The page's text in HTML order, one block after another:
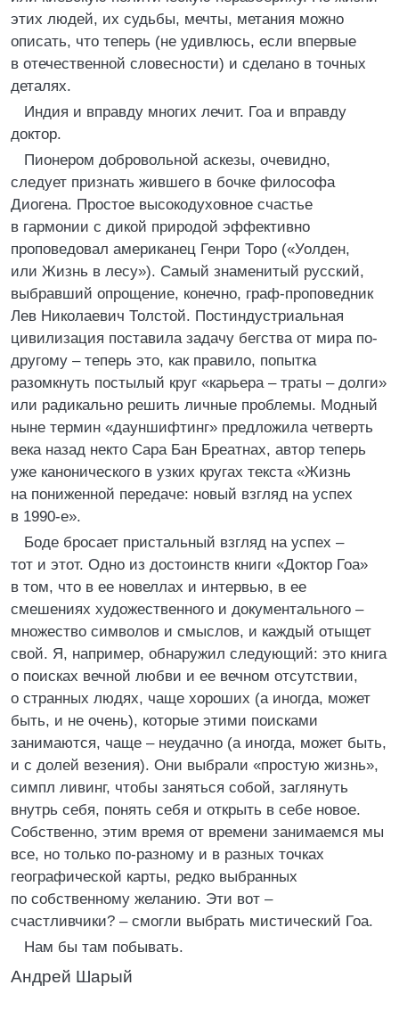
этих людей, их судьбы, мечты, метания можно
описать, что теперь (не удивлюсь, если впервые
в отечественной словесности) и сделано в точных
деталях.
Индия и вправду многих лечит. Гоа и вправду
доктор.
Пионером добровольной аскезы, очевидно,
следует признать жившего в бочке философа
Диогена. Простое высокодуховное счастье
в гармонии с дикой природой эффективно
проповедовал американец Генри Торо («Уолден,
или Жизнь в лесу»). Самый знаменитый русский,
выбравший опрощение, конечно, граф-проповедник
Лев Николаевич Толстой. Постиндустриальная
цивилизация поставила задачу бегства от мира по-
другому – теперь это, как правило, попытка
разомкнуть постылый круг «карьера – траты – долги»
или радикально решить личные проблемы. Модный
ныне термин «дауншифтинг» предложила четверть
века назад некто Сара Бан Бреатнах, автор теперь
уже канонического в узких кругах текста «Жизнь
на пониженной передаче: новый взгляд на успех
в 1990-е».
Боде бросает пристальный взгляд на успех –
тот и этот. Одно из достоинств книги «Доктор Гоа»
в том, что в ее новеллах и интервью, в ее
смешениях художественного и документального –
множество символов и смыслов, и каждый отыщет
свой. Я, например, обнаружил следующий: это книга
о поисках вечной любви и ее вечном отсутствии,
о странных людях, чаще хороших (а иногда, может
быть, и не очень), которые этими поисками
занимаются, чаще – неудачно (а иногда, может быть,
и с долей везения). Они выбрали «простую жизнь»,
симпл ливинг, чтобы заняться собой, заглянуть
внутрь себя, понять себя и открыть в себе новое.
Собственно, этим время от времени занимаемся мы
все, но только по-разному и в разных точках
географической карты, редко выбранных
по собственному желанию. Эти вот –
счастливчики? – смогли выбрать мистический Гоа.
Нам бы там побывать.
Андрей Шарый